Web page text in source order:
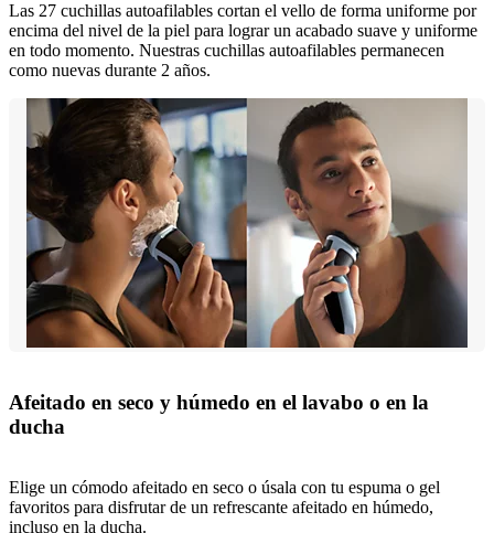
Las 27 cuchillas autoafilables cortan el vello de forma uniforme por
encima del nivel de la piel para lograr un acabado suave y uniforme
en todo momento. Nuestras cuchillas autoafilables permanecen
como nuevas durante 2 años.
Afeitado en seco y húmedo en el lavabo o en la
ducha
Elige un cómodo afeitado en seco o úsala con tu espuma o gel
favoritos para disfrutar de un refrescante afeitado en húmedo,
incluso en la ducha.